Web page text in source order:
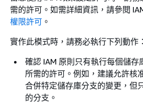
需的許可。如需詳細資訊，請參閱
權限許可 。
實作此模式時，請務必執行下列動作：
確認 IAM 原則只有執行每個儲存
所需的許可。例如，建議允許核
合併特定儲存庫分支的變更，但
的分支。